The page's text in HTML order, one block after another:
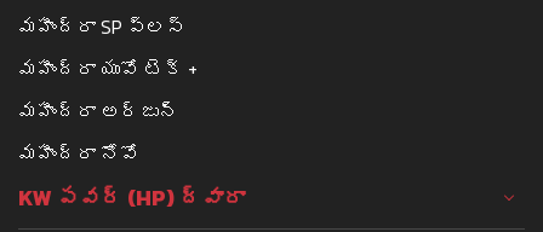
మహీంద్రా SP ప్లస్
మహీంద్రా యువో టెక్ +
మహీంద్రా అర్జున్
మహీంద్రా నోవో
KW పవర్ (HP) ద్వారా